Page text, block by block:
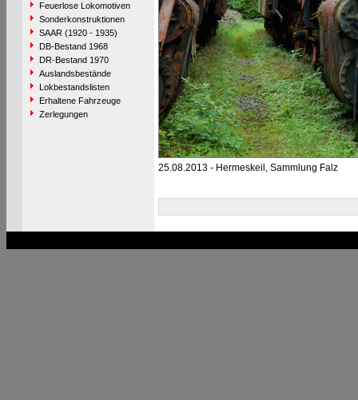
Feuerlose Lokomotiven
Sonderkonstruktionen
SAAR (1920 - 1935)
DB-Bestand 1968
DR-Bestand 1970
Auslandsbestände
Lokbestandslisten
Erhaltene Fahrzeuge
Zerlegungen
25.08.2013 - Hermeskeil, Sammlung Falz